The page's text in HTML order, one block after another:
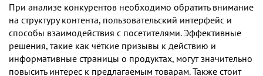
При анализе конкурентов необходимо обратить внимание
на структуру контента, пользовательский интерфейс и
способы взаимодействия с посетителями. Эффективные
решения, такие как чёткие призывы к действию и
информативные страницы о продуктах, могут значительно
повысить интерес к предлагаемым товарам. Также стоит